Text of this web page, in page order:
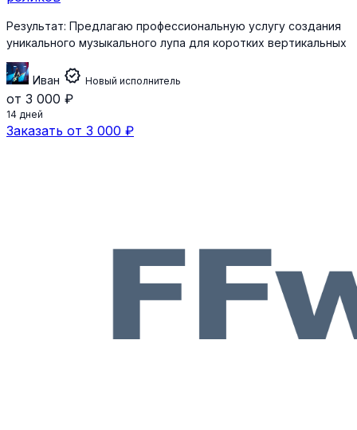
Результат: Предлагаю профессиональную услугу создания
уникального музыкального лупа для коротких вертикальных
Иван verified Новый исполнитель
от 3 000 ₽
14 дней
Заказать от 3 000 ₽